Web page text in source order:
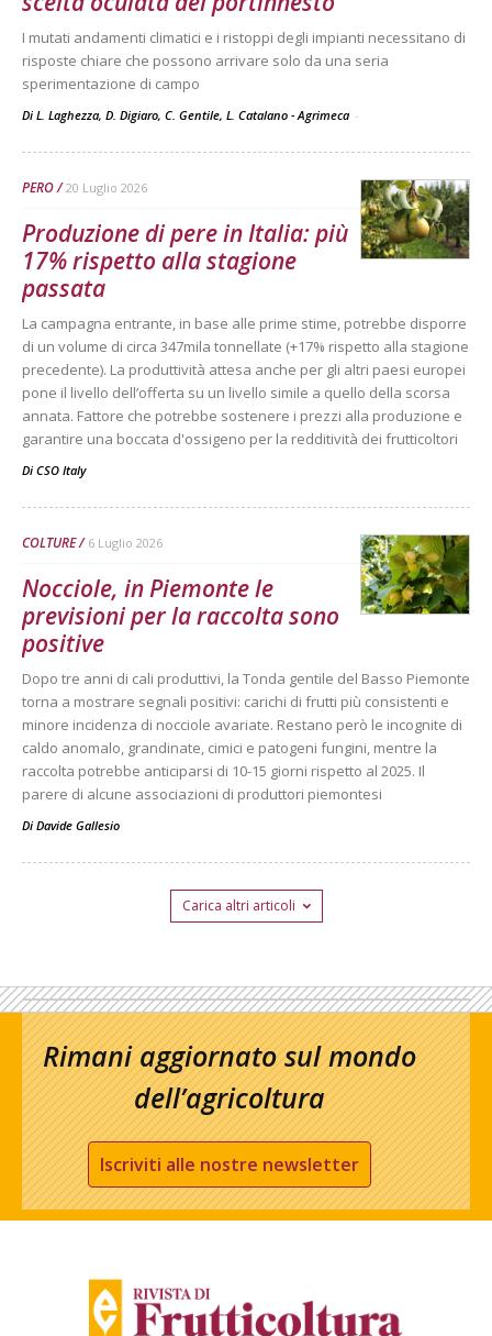
I mutati andamenti climatici e i ristoppi degli impianti necessitano di
risposte chiare che possono arrivare solo da una seria
sperimentazione di campo
Di L. Laghezza, D. Digiaro, C. Gentile, L. Catalano - Agrimeca -
PERO 20 Luglio 2026
Produzione di pere in Italia: più
17% rispetto alla stagione
passata
La campagna entrante, in base alle prime stime, potrebbe disporre
di un volume di circa 347mila tonnellate (+17% rispetto alla stagione
precedente). La produttività attesa anche per gli altri paesi europei
pone il livello dell’offerta su un livello simile a quello della scorsa
annata. Fattore che potrebbe sostenere i prezzi alla produzione e
garantire una boccata d'ossigeno per la redditività dei frutticoltori
Di CSO Italy
COLTURE 6 Luglio 2026
Nocciole, in Piemonte le
previsioni per la raccolta sono
positive
Dopo tre anni di cali produttivi, la Tonda gentile del Basso Piemonte
torna a mostrare segnali positivi: carichi di frutti più consistenti e
minore incidenza di nocciole avariate. Restano però le incognite di
caldo anomalo, grandinate, cimici e patogeni fungini, mentre la
raccolta potrebbe anticiparsi di 10-15 giorni rispetto al 2025. Il
parere di alcune associazioni di produttori piemontesi
Di Davide Gallesio
Carica altri articoli
Rimani aggiornato sul mondo
dell’agricoltura
Iscriviti alle nostre newsletter